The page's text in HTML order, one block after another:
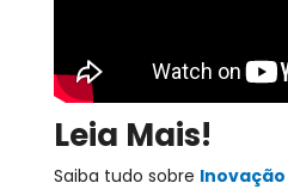
Leia Mais!
Saiba tudo sobre